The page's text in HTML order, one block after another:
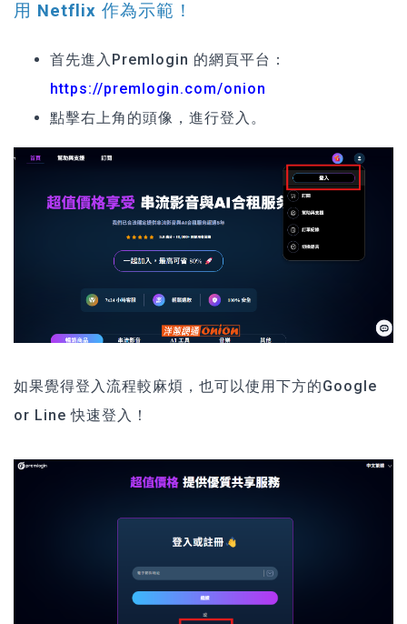
用 Netflix 作為示範！
首先進入Premlogin 的網頁平台：
https://premlogin.com/onion
點擊右上角的頭像，進行登入。
如果覺得登入流程較麻煩，也可以使用下方的Google
or Line 快速登入！